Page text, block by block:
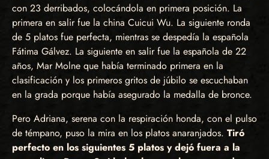
con 23 derribados, colocándola en primera posición. La
primera en salir fue la china Cuicui Wu. La siguiente ronda
de 5 platos fue perfecta, mientras se despedía la española
Fátima Gálvez. La siguiente en salir fue la española de 22
años, Mar Molne que había terminado primera en la
clasificación y los primeros gritos de júbilo se escuchaban
en la grada porque había asegurado la medalla de bronce.
Pero Adriana, serena con la respiración honda, con el pulso
de témpano, puso la mira en los platos anaranjados. Tiró
perfecto en los siguientes 5 platos y dejó fuera a la